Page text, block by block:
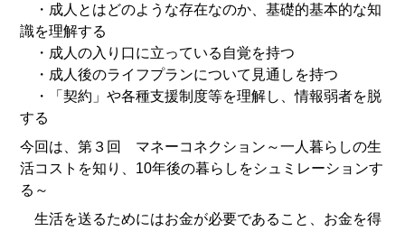
・成人とはどのような存在なのか、基礎的基本的な知
識を理解する
・成人の入り口に立っている自覚を持つ
・成人後のライフプランについて見通しを持つ
・「契約」や各種支援制度等を理解し、情報弱者を脱
する
今回は、第３回 マネーコネクション～一人暮らしの生
活コストを知り、10年後の暮らしをシュミレーションす
る～
生活を送るためにはお金が必要であること、お金を得